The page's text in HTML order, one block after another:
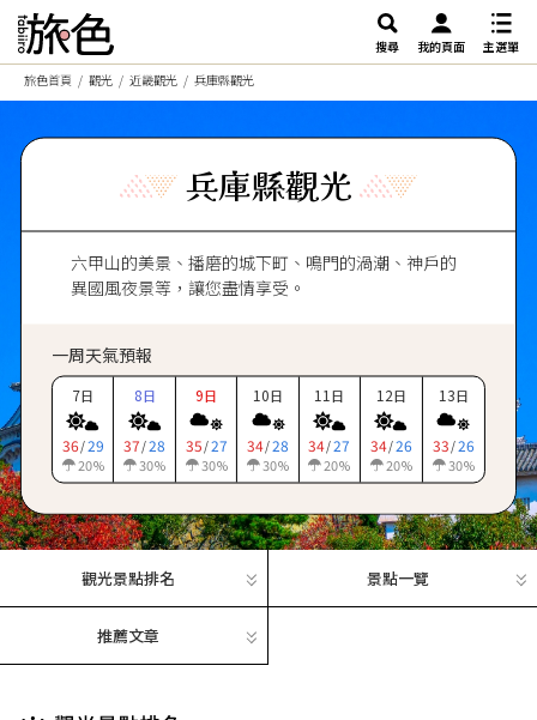
搜尋 我的頁面
主選單
旅色首頁
觀光 近畿觀光 兵庫縣觀光
兵庫縣觀光
六甲山的美景、播磨的城下町、鳴門的渦潮、神戶的
異國風夜景等，讓您盡情享受。
一周天氣預報
7日
36 /29
20%
8日
37 /28
30%
9日
35 /27
30%
10日
34/28
30%
11 日
34/27
20%
12日
34/26
20%
13日
33 /26
30%
觀光景點排名 景點一覽
推薦文章